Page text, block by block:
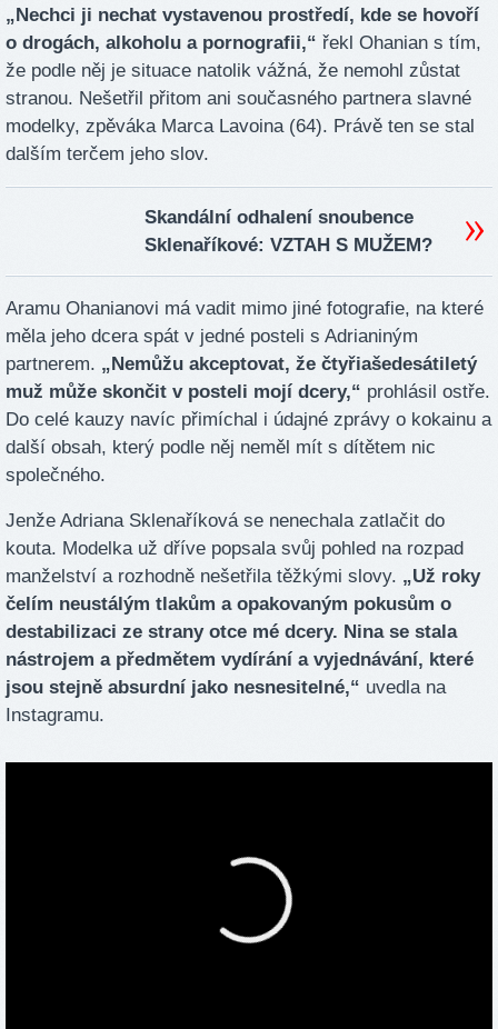
„Nechci ji nechat vystavenou prostředí, kde se hovoří
o drogách, alkoholu a pornografii,“ řekl Ohanian s tím,
že podle něj je situace natolik vážná, že nemohl zůstat
stranou. Nešetřil přitom ani současného partnera slavné
modelky, zpěváka Marca Lavoina (64). Právě ten se stal
dalším terčem jeho slov.
Skandální odhalení snoubence
Sklenaříkové: VZTAH S MUŽEM?
Aramu Ohanianovi má vadit mimo jiné fotografie, na které
měla jeho dcera spát v jedné posteli s Adrianiným
partnerem. „Nemůžu akceptovat, že čtyřiašedesátiletý
muž může skončit v posteli mojí dcery,“ prohlásil ostře.
Do celé kauzy navíc přimíchal i údajné zprávy o kokainu a
další obsah, který podle něj neměl mít s dítětem nic
společného.
Jenže Adriana Sklenaříková se nenechala zatlačit do
kouta. Modelka už dříve popsala svůj pohled na rozpad
manželství a rozhodně nešetřila těžkými slovy. „Už roky
čelím neustálým tlakům a opakovaným pokusům o
destabilizaci ze strany otce mé dcery. Nina se stala
nástrojem a předmětem vydírání a vyjednávání, které
jsou stejně absurdní jako nesnesitelné,“ uvedla na
Instagramu.